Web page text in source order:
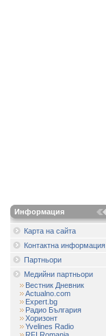
Информация
Карта на сайта
Контактна информация
Партньори
Медийни партньори
Вестник Дневник
Actualno.com
Expert.bg
Радио България
Хоризонт
Yvelines Radio